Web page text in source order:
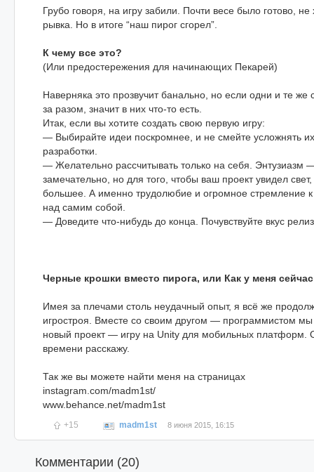
Грубо говоря, на игру забили. Почти весе было готово, не
рывка. Но в итоге “наш пирог сгорел”.
К чему все это?
(Или предостережения для начинающих Пекарей)
Наверняка это прозвучит банально, но если одни и те же
за разом, значит в них что-то есть.
Итак, если вы хотите создать свою первую игру:
— Выбирайте идеи поскромнее, и не смейте усложнять
разработки.
— Желательно рассчитывать только на себя. Энтузиазм
замечательно, но для того, чтобы ваш проект увидел
большее. А именно трудолюбие и огромное стремление
над самим собой.
— Доведите что-нибудь до конца. Почувствуйте вкус
Черные крошки вместо пирога, или Как у меня
Имея за плечами столь неудачный опыт, я всё же
игростроя. Вместе со своим другом — программистом
новый проект — игру на Unity для мобильных платформ.
времени расскажу.
Так же вы можете найти меня на страницах
instagram.com/madm1st/
www.behance.net/madm1st
+15 madm1st 8 июня 2015, 16:15
Комментарии (20)